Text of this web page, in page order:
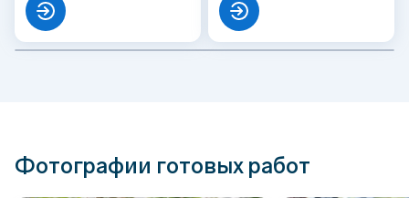
Фотографии готовых работ